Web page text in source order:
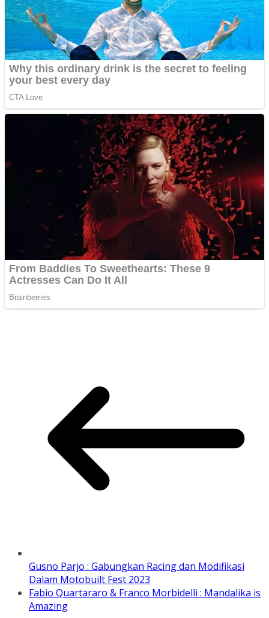
Gusno Parjo : Gabungkan Racing dan Modifikasi
Dalam Motobuilt Fest 2023
Fabio Quartararo & Franco Morbidelli : Mandalika is
Amazing